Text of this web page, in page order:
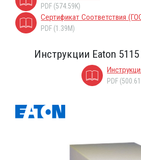
PDF (574.59K)
Сертификат Соответствия
PDF (1.39M)
Инструкции Eaton
PDF